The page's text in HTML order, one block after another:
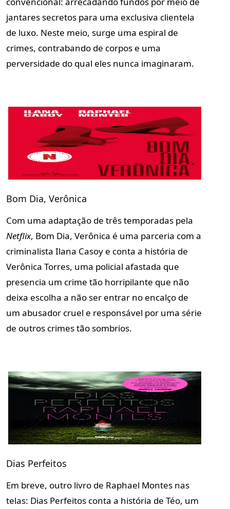
jantares secretos para uma exclusiva clientela
de luxo. Neste meio, surge uma espiral de
crimes, contrabando de corpos e uma
perversidade do qual eles nunca imaginaram.
Bom Dia, Verônica
Com uma adaptação de três temporadas pela
Netflix, Bom Dia, Verônica é uma parceria com a
criminalista Ilana Casoy e conta a história de
Verônica Torres, uma policial afastada que
presencia um crime tão horripilante que não
deixa escolha a não ser entrar no encalço de
um abusador cruel e responsável por uma série
de outros crimes tão sombrios.
Dias Perfeitos
Em breve, outro livro de Raphael Montes nas
telas: Dias Perfeitos conta a história de Téo, um